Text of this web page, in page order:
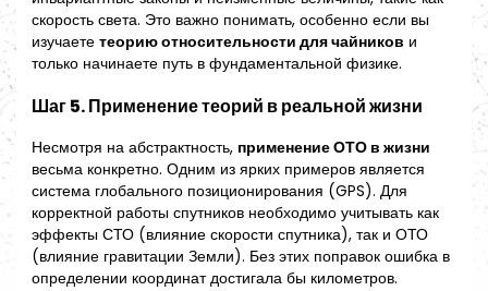
скорость света. Это важно понимать, особенно если вы
изучаететеорию относительности для чайников и
только начинаете путь в фундаментальной физике.
Шаг 5. Применение теорий в реальной жизни
Несмотря на абстрактность, применение ОТО в жизни
весьма конкретно. Одним из ярких примеров является
система глобального позиционирования (GPS). Для
корректной работы спутников необходимо учитывать как
эффекты СТО (влияние скорости спутника), так и ОТО
(влияние гравитации Земли). Без этих поправок ошибка в
определении координат достигала бы километров.